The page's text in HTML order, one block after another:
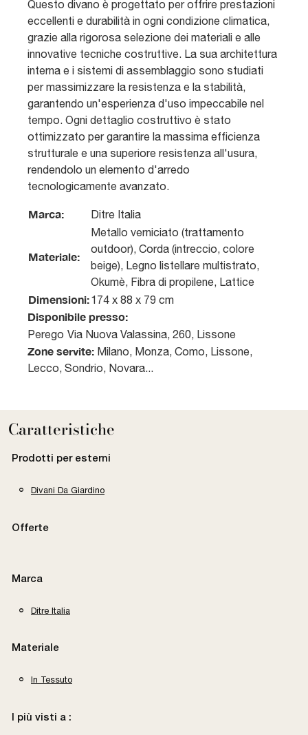
Questo divano è progettato per offrire prestazioni
eccellenti e durabilità in ogni condizione climatica,
grazie alla rigorosa selezione dei materiali e alle
innovative tecniche costruttive. La sua architettura
interna e i sistemi di assemblaggio sono studiati
per massimizzare la resistenza e la stabilità,
garantendo un'esperienza d'uso impeccabile nel
tempo. Ogni dettaglio costruttivo è stato
ottimizzato per garantire la massima efficienza
strutturale e una superiore resistenza all'usura,
rendendolo un elemento d'arredo
tecnologicamente avanzato.
Marca: Ditre Italia
Materiale:
Metallo verniciato (trattamento
outdoor), Corda (intreccio, colore
beige), Legno listellare multistrato,
Okumè, Fibra di propilene, Lattice
Dimensioni:174 x 88 x 79 cm
Disponibile presso:
Perego Via Nuova Valassina, 260, Lissone
Zone servite: Milano, Monza, Como, Lissone,
Lecco, Sondrio, Novara...
Caratteristiche
Prodotti per esterni
Divani Da Giardino
Offerte
Marca
Ditre Italia
Materiale
In Tessuto
I più visti a :